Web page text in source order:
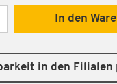
In den
in den Filialen